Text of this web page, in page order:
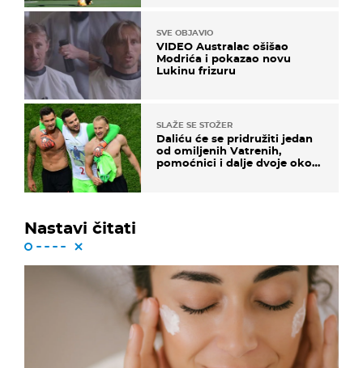
SVE OBJAVIO
VIDEO Australac ošišao
Modrića i pokazao novu
Lukinu frizuru
SLAŽE SE STOŽER
Daliću će se pridružiti jedan
od omiljenih Vatrenih,
pomoćnici i dalje dvoje oko
Nastavi čitati